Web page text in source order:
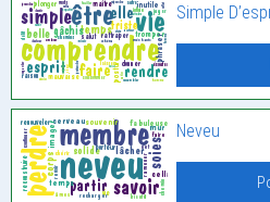
Simple
Neveu